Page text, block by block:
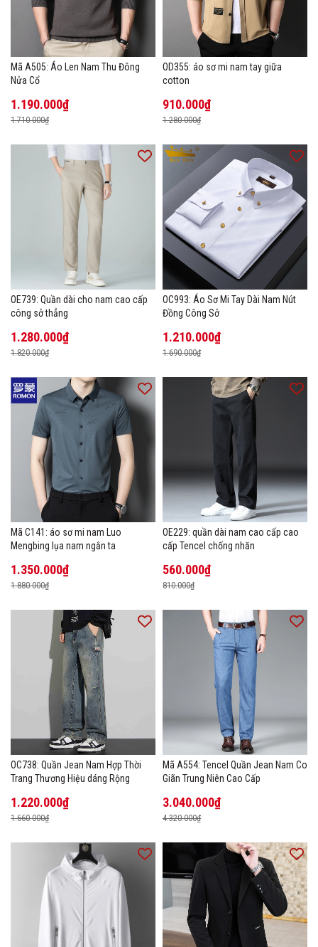
Mã A505: Áo Len Nam Thu Đông
Nửa Cổ
1.190.000₫
1.710.000₫
OD355: áo sơ mi nam tay giữa
cotton
910.000₫
1.280.000₫
OE739: Quần dài cho nam cao cấp
công sở thẳng
1.280.000₫
1.820.000₫
OC993: Áo Sơ Mi Tay Dài Nam Nút
Đồng Công Sở
1.210.000₫
1.690.000₫
Mã C141: áo sơ mi nam Luo
Mengbing lụa nam ngắn ta
1.350.000₫
1.880.000₫
OE229: quần dài nam cao cấp cao
cấp Tencel chống nhăn
560.000₫
810.000₫
OC738: Quần Jean Nam Hợp Thời
Trang Thương Hiệu dáng Rộng
1.220.000₫
1.660.000₫
Mã A554: Tencel Quần Jean Nam Co
Giãn Trung Niên Cao Cấp
3.040.000₫
4.320.000₫